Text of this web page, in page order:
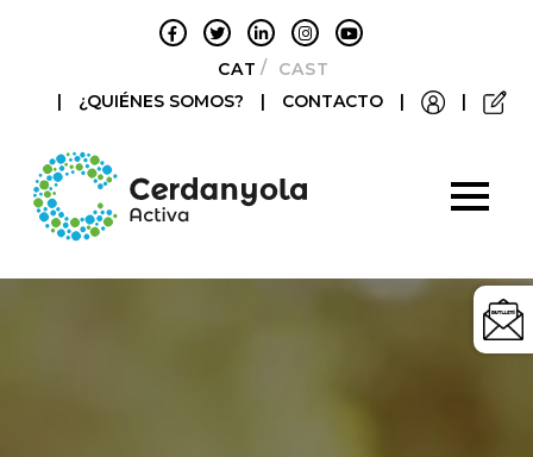
CATALÀCASTELLANO
|
¿QUIÉNES SOMOS? | CONTACTO | |